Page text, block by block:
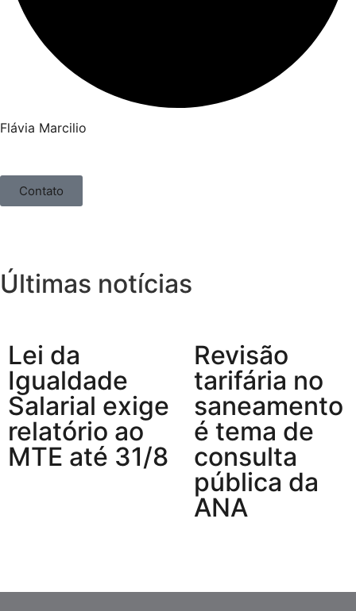
Flávia Marcilio
Contato
Últimas notícias
Lei da
Igualdade
Salarial exige
relatório ao
MTE até 31/8
Revisão
tarifária no
saneamento
é tema de
consulta
pública da
ANA